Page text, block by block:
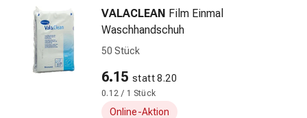
Juckreiz
Hühneraugen
Nagel
VALACLEAN Film Einmal
Waschhandschuh
50 Stück
6.15 statt 8.20
0.12 / 1 Stück
Online-Aktion